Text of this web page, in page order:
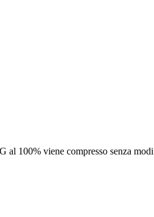
al 100% viene compresso senza